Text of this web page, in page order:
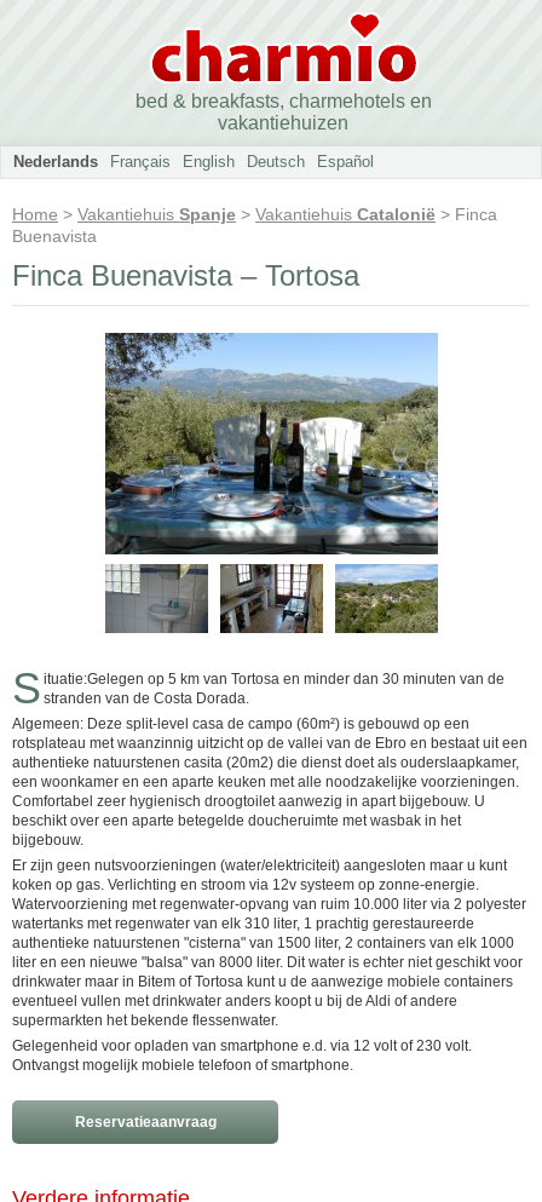
bed & breakfasts, charmehotels en
vakantiehuizen
Nederlands Français English Deutsch Español
Home > Vakantiehuis Spanje > Vakantiehuis Catalonië > Finca
Buenavista
Finca Buenavista – Tortosa
S ituatie:Gelegen op 5 km van Tortosa en minder dan 30 minuten van de
stranden van de Costa Dorada.
Algemeen: Deze split-level casa de campo (60m²) is gebouwd op een
rotsplateau met waanzinnig uitzicht op de vallei van de Ebro en bestaat uit een
authentieke natuurstenen casita (20m2) die dienst doet als ouderslaapkamer,
een woonkamer en een aparte keuken met alle noodzakelijke voorzieningen.
Comfortabel zeer hygienisch droogtoilet aanwezig in apart bijgebouw. U
beschikt over een aparte betegelde doucheruimte met wasbak in het
bijgebouw.
Er zijn geen nutsvoorzieningen (water/elektriciteit) aangesloten maar u kunt
koken op gas. Verlichting en stroom via 12v systeem op zonne-energie.
Watervoorziening met regenwater-opvang van ruim 10.000 liter via 2 polyester
watertanks met regenwater van elk 310 liter, 1 prachtig gerestaureerde
authentieke natuurstenen "cisterna" van 1500 liter, 2 containers van elk 1000
liter en een nieuwe "balsa" van 8000 liter. Dit water is echter niet geschikt voor
drinkwater maar in Bitem of Tortosa kunt u de aanwezige mobiele containers
eventueel vullen met drinkwater anders koopt u bij de Aldi of andere
supermarkten het bekende flessenwater.
Gelegenheid voor opladen van smartphone e.d. via 12 volt of 230 volt.
Ontvangst mogelijk mobiele telefoon of smartphone.
Reservatieaanvraag